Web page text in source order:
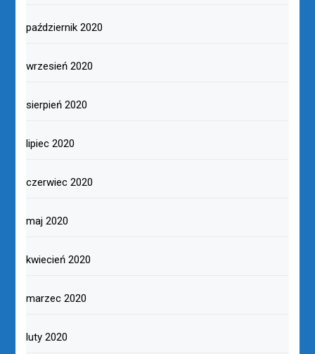
październik 2020
wrzesień 2020
sierpień 2020
lipiec 2020
czerwiec 2020
maj 2020
kwiecień 2020
marzec 2020
luty 2020